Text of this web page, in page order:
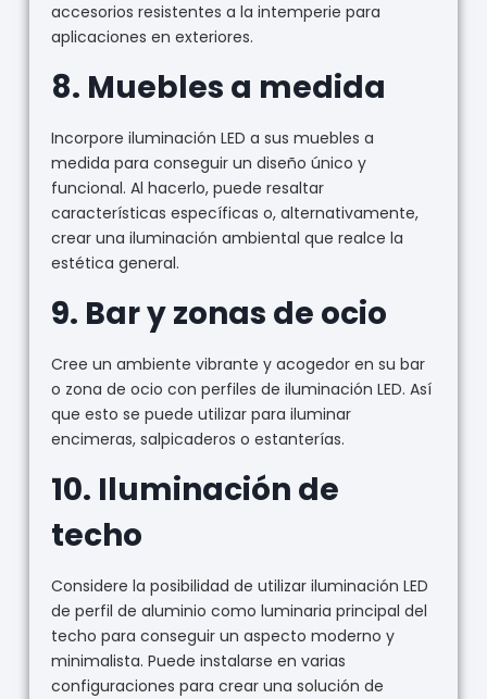
accesorios resistentes a la intemperie para
aplicaciones en exteriores.
8. Muebles a medida
Incorpore iluminación LED a sus muebles a
medida para conseguir un diseño único y
funcional. Al hacerlo, puede resaltar
características específicas o, alternativamente,
crear una iluminación ambiental que realce la
estética general.
9. Bar y zonas de ocio
Cree un ambiente vibrante y acogedor en su bar
o zona de ocio con perfiles de iluminación LED. Así
que esto se puede utilizar para iluminar
encimeras, salpicaderos o estanterías.
10. Iluminación de
techo
Considere la posibilidad de utilizar iluminación LED
de perfil de aluminio como luminaria principal del
techo para conseguir un aspecto moderno y
minimalista. Puede instalarse en varias
configuraciones para crear una solución de